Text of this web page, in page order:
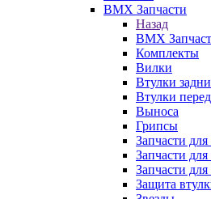
BMX Запчасти
Назад
BMX
Комплекты
Вилки
Втулки
Втулки
Выноса
Грипсы
Запчасти для
Запчасти
Запчасти
Защита